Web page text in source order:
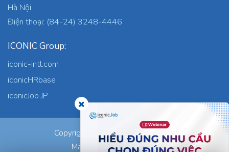
Hà Nội
Điện thoại: (84-24) 3248-4446
ICONIC Group:
iconic-intl.com
iconicHRbase
iconicJob JP
Copyright © 2026 ICONIC Co., Ltd.
Mã số thuế: 0305745871